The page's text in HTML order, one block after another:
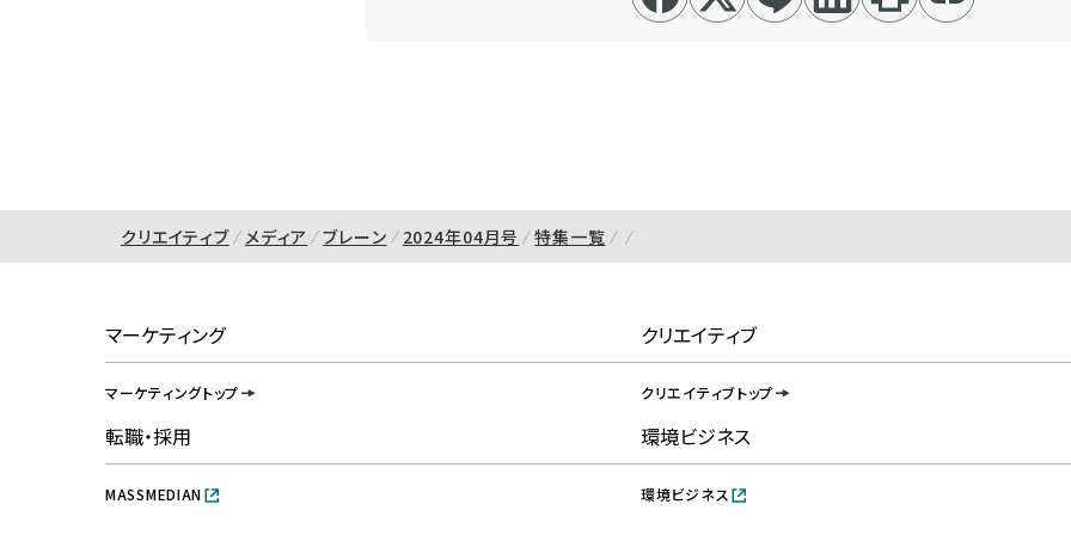
クリエイティブ メディア ブレーン 2024年04月号 特集一覧
マーケティング
マーケティングトップ
クリエイティブ
クリエイティブトップ
転職・採用
MASSMEDIAN
環境ビジネス
環境ビジネス